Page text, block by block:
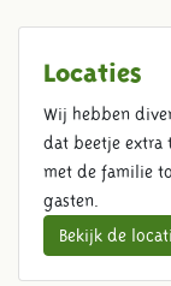
Locaties
Wij hebben
dat beetje extra
met de familie
gasten.
Bekijk de